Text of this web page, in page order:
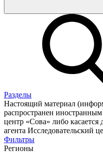
Разделы
Настоящий материал
распространен
центр «Сова» либо касается
агента Исследовательский
Фильтры
Регионы